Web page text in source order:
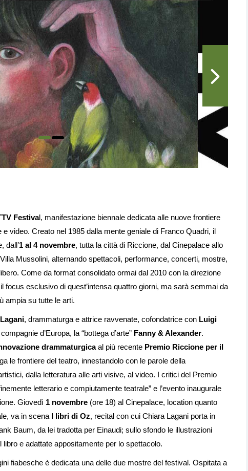
Festival, manifestazione biennale dedicata alle nuove frontiere
video. Creato nel 1985 dalla mente geniale di Franco Quadri, il
dall’1 al 4 novembre, tutta la città di Riccione, dal Cinepalace allo
Mussolini, alternando spettacoli, performance, concerti, mostre,
Come da format consolidato ormai dal 2010 con la direzione
focus esclusivo di quest’intensa quattro giorni, ma sarà semmai da
ampia su tutte le arti.
, drammaturga e attrice ravvenate, cofondatrice con Luigi
d’Europa, la “bottega d’arte” Fanny & Alexander.
drammaturgicaal più recente Premio Riccione per il
le frontiere del teatro, innestandolo con le parole della
dalla letteratura alle arti visive, al video. I critici del Premio
letterario e compiutamente teatrale” e l’evento inaugurale
Giovedì 1 novembre (ore 18) al Cinepalace, location quanto
va in scena I libri di Oz, recital con cui Chiara Lagani porta in
Baum, da lei tradotta per Einaudi; sullo sfondo le illustrazioni
libro e adattate appositamente per lo spettacolo.
fiabesche è dedicata una delle due mostre del festival. Ospitata a